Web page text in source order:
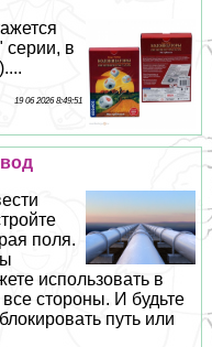
серии, в
19 06 2026 8:49:51
поля.
использовать в
стороны. И будьте
путь или